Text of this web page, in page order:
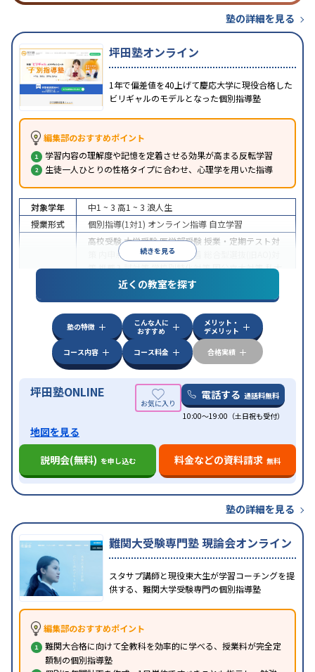
塾の詳細を見る
坪田塾オンライン
1年で偏差値を40上げて慶応大学に現役合格した
ビリギャルのモデルとなった個別指導塾
編集部のおすすめポイント
学習内容の理解度や記憶を定着させる効果が高まる反転学習
生徒一人ひとりの性格タイプに合わせ、心理学を用いた指導
続きを見る
対象学年 中1 ~ 3 高1 ~ 3 浪人生
授業形式
個別指導(1対1) オンライン指導 自立学習
高校受験大学受験医学部受験 授業・定期テスト対
内申点対策学習習慣の定着
策推薦入試対策学校別特化対策国公立大対策私大
共通テスト対策英検(英語検定)対策
その
特徴
中高一貫校生に対応授業の振替可能 不登校生に対
学習にPC・タブレットを利用オンライン対応
科目から受講可能季節講習のみの受講可発達障害
の子どもに対応
近くの教室を探す
塾の特徴
こんな人に
おすすめ
メリット・
デメリット
コース内容
コース料金 合格実績
坪田塾ONLINE 電話する 通話料無料
10:00～19:00（土日祝も受付）
地図を見る
説明会(無料) を申し込む 料金などの資料請求 無料
塾の詳細を見る
難関大受験専門塾 現論会オンライン
スタサプ講師と現役東大生が学習コーチングを提
供する、難関大学受験専門の個別指導塾
編集部のおすすめポイント
難関大合格に向けて全教科を効率的に学べる、授業料が完全定
額制の個別指導塾